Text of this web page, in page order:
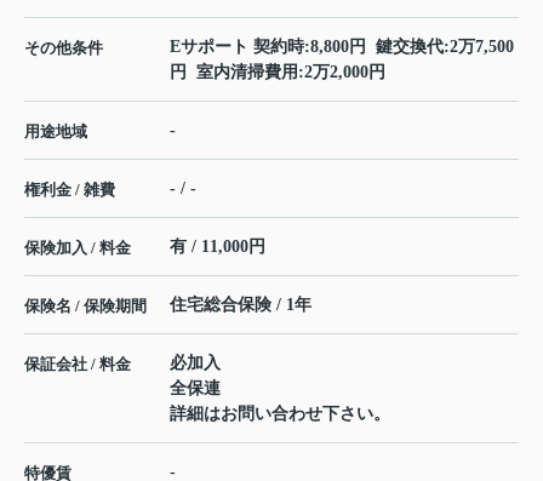
その他条件
Eサポート 契約時:8,800円 鍵交換代:2万7,500
円 室内清掃費用:2万2,000円
用途地域 -
権利金 / 雑費 - / -
保険加入 / 料金 有 / 11,000円
保険名 / 保険期間 住宅総合保険 / 1年
保証会社 / 料金
必加入
全保連
詳細はお問い合わせ下さい。
特優賃 -